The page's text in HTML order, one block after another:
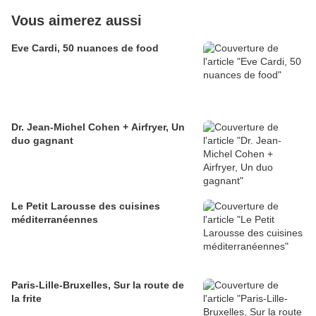
Vous aimerez aussi
Eve Cardi, 50 nuances de food
Dr. Jean-Michel Cohen + Airfryer, Un
duo gagnant
Le Petit Larousse des cuisines
méditerranéennes
Paris-Lille-Bruxelles, Sur la route de
la frite